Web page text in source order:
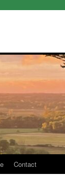
Contact